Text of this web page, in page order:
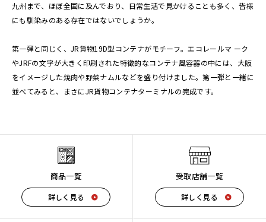
九州まで、ほぼ全国に及んでおり、日常生活で見かけることも多く、皆様
にも馴染みのある存在ではないでしょうか。
第一弾と同じく、JR貨物19D型コンテナがモチーフ。エコレールマ ーク
やJRFの文字が大きく印刷された特徴的なコンテナ風容器の中には、大阪
をイメージした焼肉や野菜ナムルなどを盛り付けました。第一弾と一緒に
並べてみると、まさにJR貨物コンテナターミナルの完成です。
商品一覧
詳しく見る
受取店舗一覧
詳しく見る